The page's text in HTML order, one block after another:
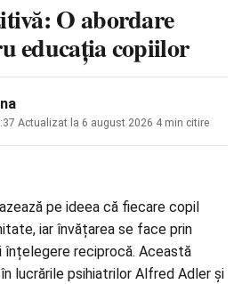
O abordare
educația copiilor
Actualizat la 6 august 2026 4 min citire
pe ideea că fiecare copil
iar învățarea se face prin
înțelegere reciprocă. Această
lucrările psihiatrilor Alfred Adler și